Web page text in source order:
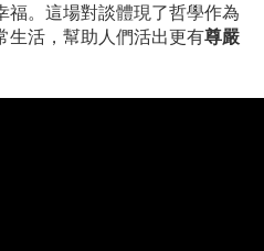
福。這場對談體現了哲學作為
生活，幫助人們活出更有尊嚴